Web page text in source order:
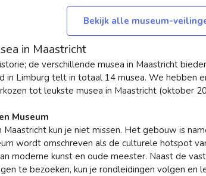
Bekijk alle museum-
in Maastricht
de verschillende musea in Maastricht
in Limburg telt in totaal 14 musea. We hebben
tot leukste musea in Maastricht (oktober
Museum
Maastricht kun je niet missen. Het gebouw is
wordt omschreven als de culturele hotspot
moderne kunst en oude meester. Naast de
te bezoeken, kun je rondleidingen volgen en